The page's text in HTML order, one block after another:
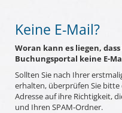
Keine E-Mail?
Woran kann es liegen,
Buchungsportal keine E-
Sollten Sie nach Ihrer
erhalten, überprüfen Sie bitte
Adresse auf ihre Richtigkeit,
und Ihren SPAM-Ordner.